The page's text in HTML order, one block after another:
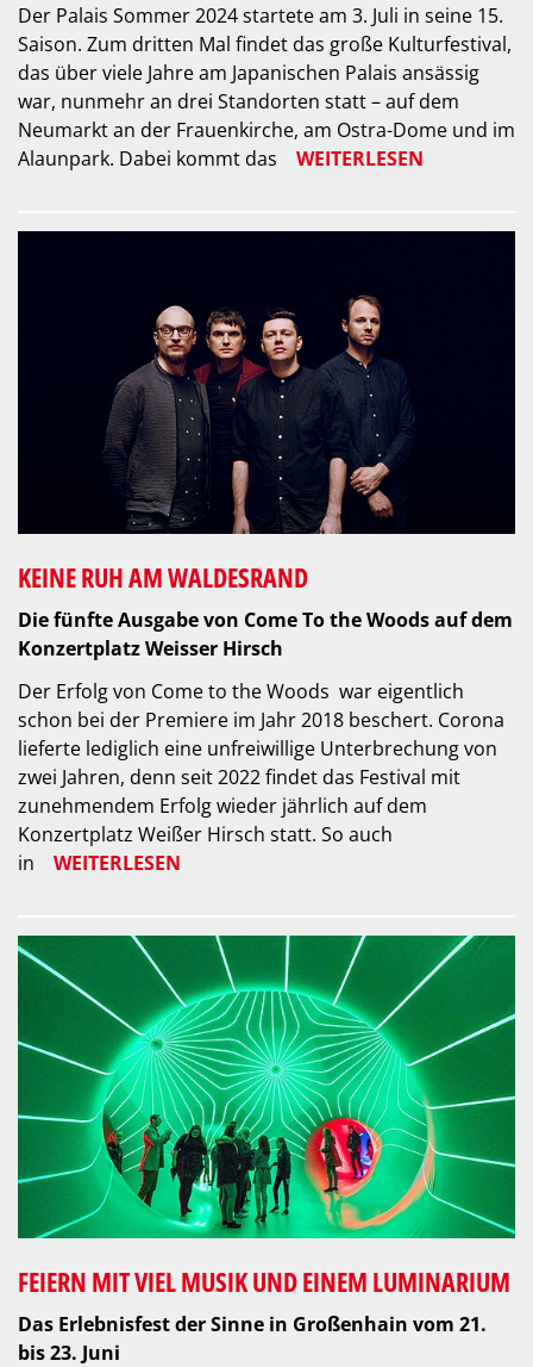
Der Palais Sommer 2024 startete am 3. Juli in seine 15.
Saison. Zum dritten Mal findet das große Kulturfestival,
das über viele Jahre am Japanischen Palais ansässig
war, nunmehr an drei Standorten statt – auf dem
Neumarkt an der Frauenkirche, am Ostra-Dome und im
Alaunpark. Dabei kommt das
WEITERLESEN
KEINE RUH AM WALDESRAND
Die fünfte Ausgabe von Come To the Woods auf dem
Konzertplatz Weisser Hirsch
Der Erfolg von Come to the Woods war eigentlich
schon bei der Premiere im Jahr 2018 beschert. Corona
lieferte lediglich eine unfreiwillige Unterbrechung von
zwei Jahren, denn seit 2022 findet das Festival mit
zunehmendem Erfolg wieder jährlich auf dem
Konzertplatz Weißer Hirsch statt. So auch
in
WEITERLESEN
FEIERN MIT VIEL MUSIK UND EINEM LUMINARIUM
Das Erlebnisfest der Sinne in Großenhain vom 21.
bis 23. Juni